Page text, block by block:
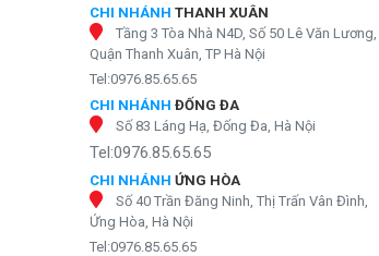
CHI NHÁNH THANH XUÂN
Tầng 3 Tòa Nhà N4D, Số 50 Lê Văn Lương,
Quận Thanh Xuân, TP Hà Nội
Tel:0976.85.65.65
CHI NHÁNH ĐỐNG ĐA
Số 83 Láng Hạ, Đống Đa, Hà Nội
Tel:0976.85.65.65
CHI NHÁNH ỨNG HÒA
Số 40 Trần Đăng Ninh, Thị Trấn Vân Đình,
Ứng Hòa, Hà Nội
Tel:0976.85.65.65